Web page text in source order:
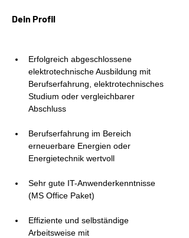
Dein Profil
Erfolgreich abgeschlossene
elektrotechnische Ausbildung mit
Berufserfahrung, elektrotechnisches
Studium oder vergleichbarer
Abschluss
Berufserfahrung im Bereich
erneuerbare Energien oder
Energietechnik wertvoll
Sehr gute IT-Anwenderkenntnisse
(MS Office Paket)
Effiziente und selbständige
Arbeitsweise mit